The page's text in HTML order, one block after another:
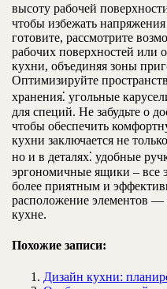
высоту рабочей
чтобы избежать
готовите, рассмотрите
рабочих поверхностей или
кухни, объединяя зоны
Оптимизируйте
хранения⁚ угольные
для специй. Не забудьте о
чтобы обеспечить
кухни заключается не
но и в деталях⁚ удобные
эргономичные ящики – все
более приятным и
расположение элементов —
кухне.
Похожие записи:
Дизайн кухни: